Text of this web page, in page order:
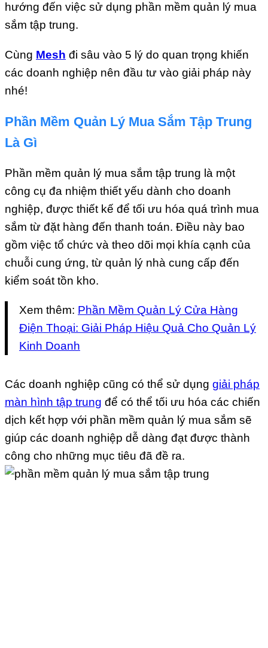
hướng đến việc sử dụng phần mềm quản lý mua
sắm tập trung.
Cùng Mesh đi sâu vào 5 lý do quan trọng khiến
các doanh nghiệp nên đầu tư vào giải pháp này
nhé!
Phần Mềm Quản Lý Mua Sắm Tập Trung
Là Gì
Phần mềm quản lý mua sắm tập trung là một
công cụ đa nhiệm thiết yếu dành cho doanh
nghiệp, được thiết kế để tối ưu hóa quá trình mua
sắm từ đặt hàng đến thanh toán. Điều này bao
gồm việc tổ chức và theo dõi mọi khía cạnh của
chuỗi cung ứng, từ quản lý nhà cung cấp đến
kiểm soát tồn kho.
Xem thêm: Phần Mềm Quản Lý Cửa Hàng
Điện Thoại: Giải Pháp Hiệu Quả Cho Quản Lý
Kinh Doanh
Các doanh nghiệp cũng có thể sử dụng giải pháp
màn hình tập trung để có thể tối ưu hóa các chiến
dịch kết hợp với phần mềm quản lý mua sắm sẽ
giúp các doanh nghiệp dễ dàng đạt được thành
công cho những mục tiêu đã đề ra.